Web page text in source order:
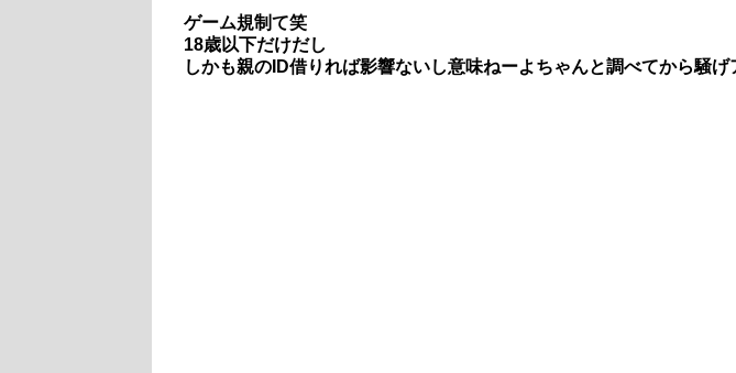
ゲーム規制て笑
18歳以下だけだし
しかも親のID借りれば影響ないし意味ねーよちゃんと調べてから騒げ